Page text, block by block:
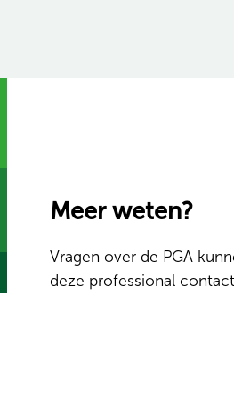
Meer weten?
Vragen over de PGA
deze professional